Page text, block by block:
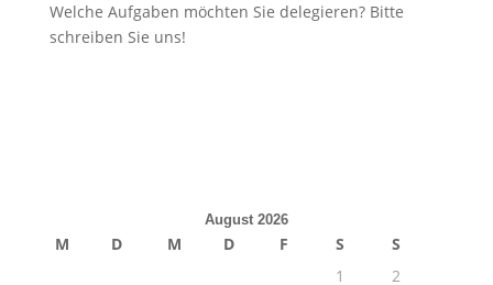
Welche Aufgaben möchten Sie delegieren? Bitte
schreiben Sie uns!
August 2026
M D M D F S
S
1
2